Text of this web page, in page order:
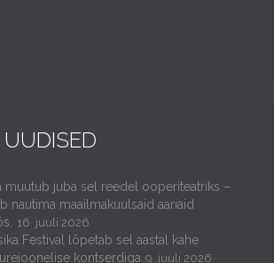
muutub juba sel reedel ooperiteatriks –
nautima maailmakuulsaid aariaid
16. juuli 2026
Festival lõpetab sel aastal kahe
kontserdiga 9. juuli 2026